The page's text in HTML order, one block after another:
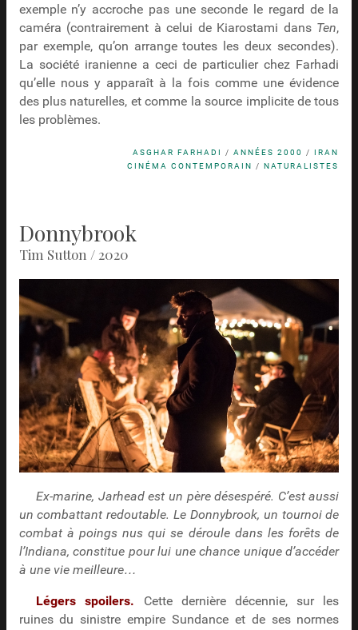
exemple n’y accroche pas une seconde le regard de la
caméra (contrairement à celui de Kiarostami dans Ten,
par exemple, qu’on arrange toutes les deux secondes).
La société iranienne a ceci de particulier chez Farhadi
qu’elle nous y apparaît à la fois comme une évidence
des plus naturelles, et comme la source implicite de tous
les problèmes.
ASGHAR FARHADI /ANNÉES 2000 /IRAN
CINÉMA CONTEMPORAIN /NATURALISTES
Donnybrook
Tim Sutton / 2020
Ex-marine, Jarhead est un père désespéré. C’est aussi
un combattant redoutable. Le Donnybrook, un tournoi de
combat à poings nus qui se déroule dans les forêts de
l’Indiana, constitue pour lui une chance unique d’accéder
à une vie meilleure…
Légers spoilers. Cette dernière décennie, sur les
ruines du sinistre empire Sundance et de ses normes